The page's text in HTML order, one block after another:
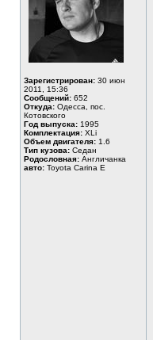
Зарегистрирован: 30 июн
2011, 15:36
Сообщений: 652
Откуда: Одесса, пос.
Котовского
Год выпуска: 1995
Комплектация: XLi
Объем двигателя: 1.6
Тип кузова: Седан
Родословная: Англичанка
авто: Toyota Carina E